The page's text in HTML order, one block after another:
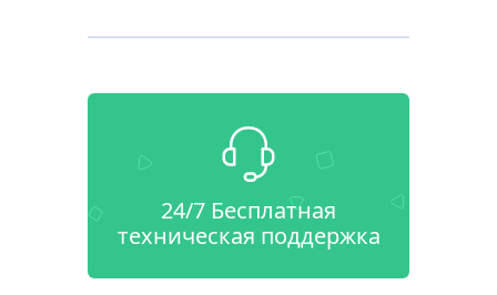
24/7 Бесплатная
техническая поддержка